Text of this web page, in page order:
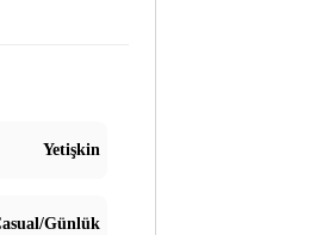
Yetişkin
Günlük